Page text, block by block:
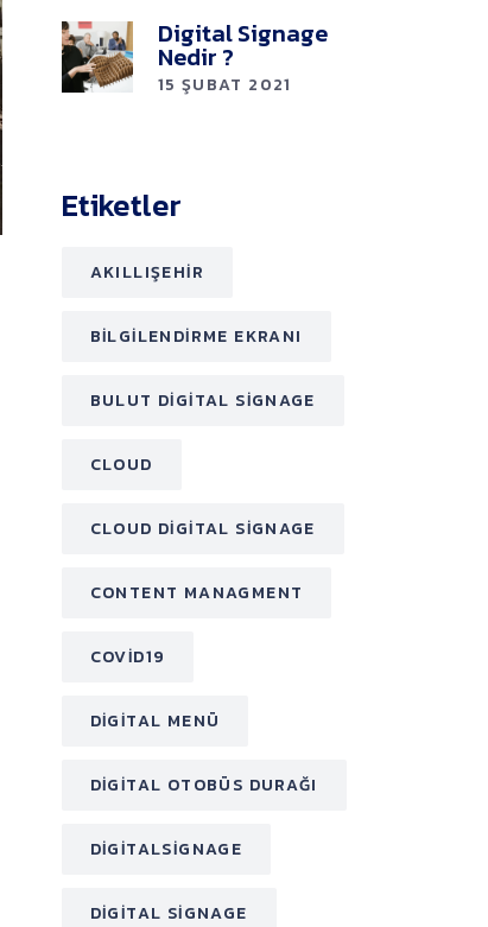
Digital Signage
Nedir ?
15 ŞUBAT 2021
Etiketler
AKILLIŞEHIR
BILGILENDIRME EKRANI
BULUT DIGITAL SIGNAGE
CLOUD
CLOUD DIGITAL SIGNAGE
CONTENT MANAGMENT
COVID19
DIGITAL MENÜ
DIGITAL OTOBÜS DURAĞI
DIGITALSIGNAGE
DIGITAL SIGNAGE